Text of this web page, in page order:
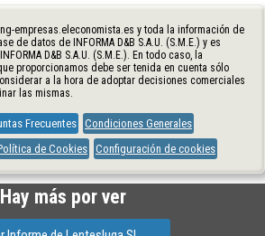
empresas.eleconomista.es y toda la información de
de datos de INFORMA D&B S.A.U. (S.M.E.) y es
D&B S.A.U. (S.M.E.). En todo caso, la
proporcionamos debe ser tenida en cuenta sólo
a la hora de adoptar decisiones comerciales
las mismas.
Frecuentes
Condiciones Generales
de Cookies Configuración de cookies
Hay más por ver